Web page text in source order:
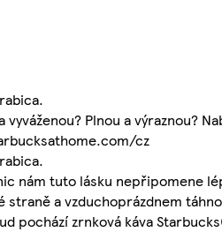
vyváženou? Plnou a výraznou?
cz
nám tuto lásku nepřipomene
straně a vzduchoprázdnem
pochází zrnková káva